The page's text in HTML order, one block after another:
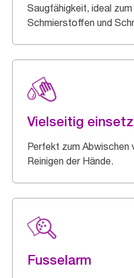
Saugfähigkeit, ideal
Schmierstoffen und
Vielseitig
Perfekt zum Abwischen
Reinigen der Hände.
Fusselarm